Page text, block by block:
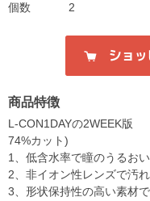
個数 2
商品特徴
L-CON1DAYの2WEEK版
74%カット)
1、低含水率で瞳のうる
2、非イオン性レンズで
3、形状保持性の高い素材